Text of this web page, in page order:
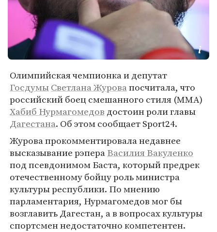
Олимпийская чемпионка и депутат
ГосдумыСветлана Журовапосчитала, что
российский боец смешанного стиля (MMA)
Хабиб Нурмагомедов достоин роли главы
Дагестана. Об этом сообщает Sport24.
Журова прокомментировала недавнее
высказывание рэпераВасилия Вакуленко
под псевдонимом Баста, который предрек
отечественному бойцу роль министра
культуры республики. По мнению
парламентария, Нурмагомедов мог бы
возглавить Дагестан, а в вопросах культуры
спортсмен недостаточно компетентен.